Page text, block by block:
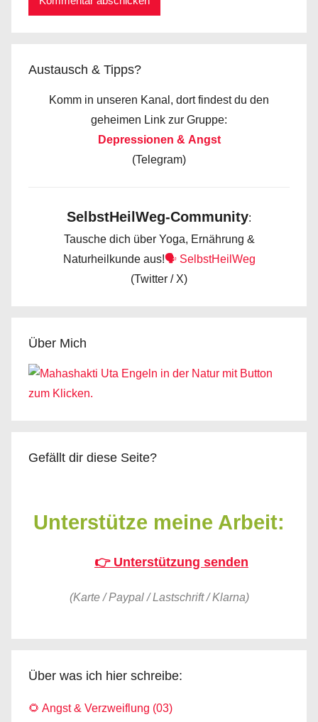
Austausch & Tipps?
Komm in unseren Kanal, dort findest du den
geheimen Link zur Gruppe:
Depressionen & Angst
(Telegram)
SelbstHeilWeg-Community:
Tausche dich über Yoga, Ernährung &
Naturheilkunde aus!🗣️ SelbstHeilWeg
(Twitter / X)
Über Mich
Gefällt dir diese Seite?
Unterstütze meine Arbeit:
👉 Unterstützung senden
(Karte / Paypal / Lastschrift / Klarna)
Über was ich hier schreibe:
🌻 Angst & Verzweiflung (03)